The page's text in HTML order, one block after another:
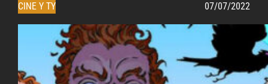
CINE Y TY 07/07/2022